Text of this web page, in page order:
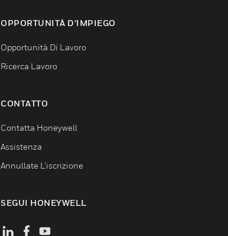
OPPORTUNITÀ D’IMPIEGO
Opportunità Di Lavoro
Ricerca Lavoro
CONTATTO
Contatta Honeywell
Assistenza
Annullate L’iscrizione
SEGUI HONEYWELL